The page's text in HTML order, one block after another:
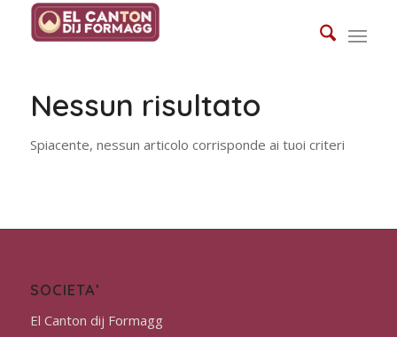
Nessun risultato
Spiacente, nessun articolo corrisponde ai tuoi criteri
SOCIETA’
El Canton dij Formagg